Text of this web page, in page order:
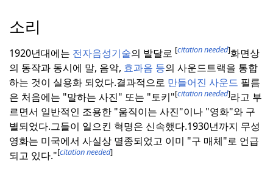
소리
1920년대에는 전자음성기술의 발달로 [citation needed]화면상
의 동작과 동시에 말, 음악, 효과음 등의 사운드트랙을 통합
하는 것이 실용화 되었다.결과적으로 만들어진 사운드 필름
은 처음에는 "말하는 사진" 또는 "토키"[citation needed]라고 부
르면서 일반적인 조용한 "움직이는 사진"이나 "영화"와 구
별되었다.그들이 일으킨 혁명은 신속했다.1930년까지 무성
영화는 미국에서 사실상 멸종되었고 이미 "구 매체"로 언급
되고 있다."[citation needed]